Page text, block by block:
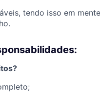
tendo isso em